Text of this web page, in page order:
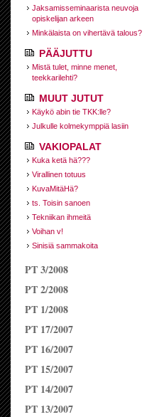
Jaksamisseminaarista neuvoja
opiskelijan arkeen
Minkälaista on vihertävä talous?
PÄÄJUTTU
Mistä tulet, minne menet,
teekkarilehti?
MUUT JUTUT
Käykö abin tie TKK:lle?
Julkulle kolmekymppiä lasiin
VAKIOPALAT
Kuka ketä hä???
Virallinen totuus
KuvaMitäHä?
ts. Toisin sanoen
Tekniikan ihmeitä
Voihan v!
Sinisiä sammakoita
PT 3/2008
PT 2/2008
PT 1/2008
PT 17/2007
PT 16/2007
PT 15/2007
PT 14/2007
PT 13/2007